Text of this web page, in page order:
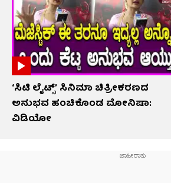
‘ಸಿಟಿ ಲೈಟ್ಸ್’ ಸಿನಿಮಾ ಚಿತ್ರೀಕರಣದ
ಅನುಭವ ಹಂಚಿಕೊಂಡ ಮೋನಿಷಾ:
ವಿಡಿಯೋ